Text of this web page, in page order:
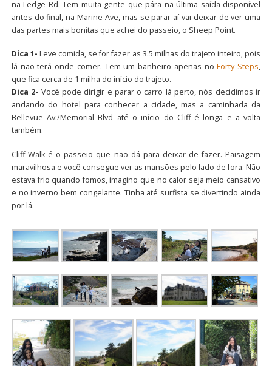
na Ledge Rd. Tem muita gente que pára na última saída disponível
antes do final, na Marine Ave, mas se parar aí vai deixar de ver uma
das partes mais bonitas que achei do passeio, o Sheep Point.
Dica 1-Leve comida, se for fazer as 3.5 milhas do trajeto inteiro, pois
lá não terá onde comer. Tem um banheiro apenas noForty Steps,
que fica cerca de 1 milha do início do trajeto.
Dica 2- Você pode dirigir e parar o carro lá perto, nós decidimos ir
andando do hotel para conhecer a cidade, mas a caminhada da
Bellevue Av./Memorial Blvd até o início do Cliff é longa e a volta
também.
Cliff Walk é o passeio que não dá para deixar de fazer. Paisagem
maravilhosa e você consegue ver as mansões pelo lado de fora. Não
estava frio quando fomos, imagino que no calor seja meio cansativo
e no inverno bem congelante. Tinha até surfista se divertindo ainda
por lá.